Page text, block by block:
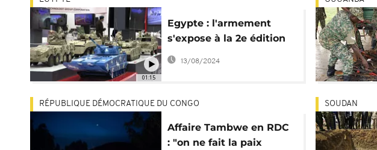
01:15
Egypte : l'armement
s'expose à la 2e édition
du salon EDEX-2021
13/08/2024
RÉPUBLIQUE DÉMOCRATIQUE DU CONGO
Affaire Tambwe en RDC
: "on ne fait la paix
SOUDAN